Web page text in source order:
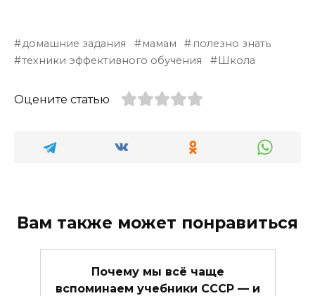
домашние задания мамам
полезно знать
техники эффективного обучения
Школа
Оцените статью
Вам также может понравиться
Почему мы всё чаще
вспоминаем учебники СССР — и